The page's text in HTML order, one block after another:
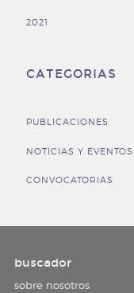
2021
CATEGORIAS
PUBLICACIONES
NOTICIAS Y EVENTOS
CONVOCATORIAS
buscador
sobre nosotros